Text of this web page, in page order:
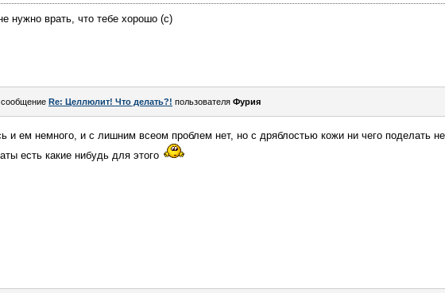
нужно врать, что тебе хорошо (с)
Re: Целлюлит! Что делать?! пользователя Фурия
и ем немного, и с лишним всеом проблем нет, но с дряблостью кожи ни чего поделать
есть какие нибудь для этого